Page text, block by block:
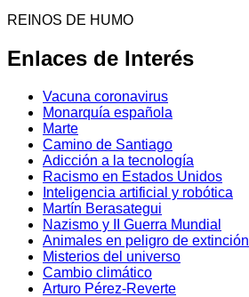
REINOS DE HUMO
Enlaces de Interés
Vacuna coronavirus
Monarquía española
Marte
Camino de Santiago
Adicción a la tecnología
Racismo en Estados Unidos
Inteligencia artificial y robótica
Martín Berasategui
Nazismo y II Guerra Mundial
Animales en peligro de extinción
Misterios del universo
Cambio climático
Arturo Pérez-Reverte